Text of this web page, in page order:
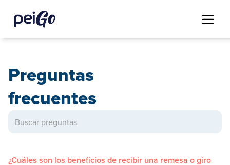
Preguntas
frecuentes
¿Cuáles son los beneficios de recibir una remesa o giro